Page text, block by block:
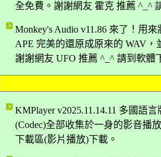
全免費。謝謝網友 霍克 推薦 ^_^
Monkey's Audio v11.86 來了！用
APE 完美的還原成原來的 WAV，
謝謝網友 UFO 推薦 ^_^ 請到軟體
KMPlayer v2025.11.14.11 多國語
(Codec)全部收集於一身的影音播
下載區(影片播放)下載。